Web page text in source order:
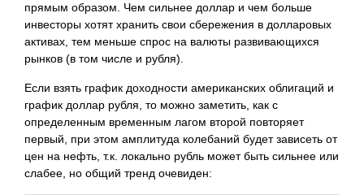
прямым образом. Чем сильнее доллар и чем больше
инвесторы хотят хранить свои сбережения в долларовых
активах, тем меньше спрос на валюты развивающихся
рынков (в том числе и рубля).
Если взять график доходности американских облигаций и
график доллар рубля, то можно заметить, как с
определенным временным лагом второй повторяет
первый, при этом амплитуда колебаний будет зависеть от
цен на нефть, т.к. локально рубль может быть сильнее или
слабее, но общий тренд очевиден: